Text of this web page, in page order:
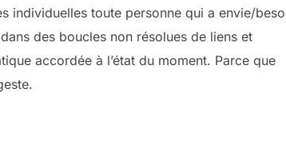
individuelles toute personne qui a envie/
des boucles non résolues de liens et
accordée à l’état du moment. Parce que